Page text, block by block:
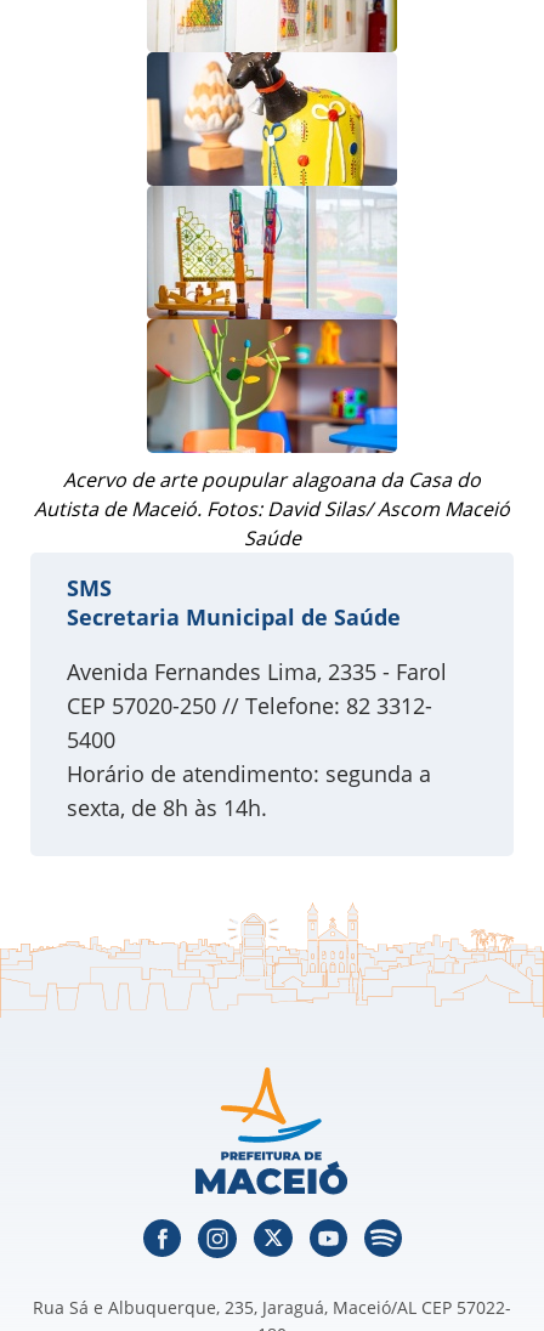
Acervo de arte poupular alagoana da Casa do
Autista de Maceió. Fotos: David Silas/ Ascom Maceió
Saúde
SMS
Secretaria Municipal de Saúde
Avenida Fernandes Lima, 2335 - Farol
CEP 57020-250 // Telefone: 82 3312-
5400
Horário de atendimento: segunda a
sexta, de 8h às 14h.
Rua Sá e Albuquerque, 235, Jaraguá, Maceió/AL CEP 57022-